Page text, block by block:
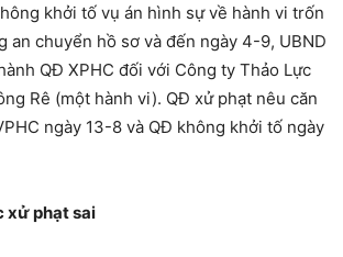
khởi tố vụ án hình sự về hành vi trốn
an chuyển hồ sơ và đến ngày 4-9, UBND
QĐ XPHC đối với Công ty Thảo Lực
Rê (một hành vi). QĐ xử phạt nêu căn
ngày 13-8 và QĐ không khởi tố ngày
xử phạt sai